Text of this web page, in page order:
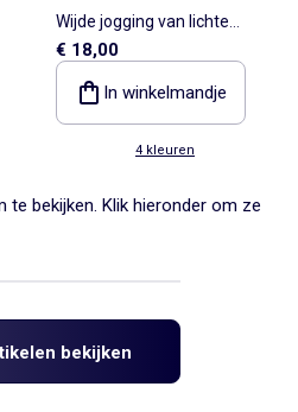
Wijde jogging van lichte
moltonstof
€ 18,00
In winkelmandje
4 kleuren
te bekijken. Klik hieronder om ze
bekijken